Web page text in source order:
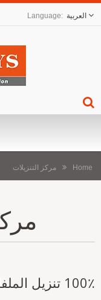
العربية
Home مركز التنزيلات
100٪ تنزيل الملفات مجانا